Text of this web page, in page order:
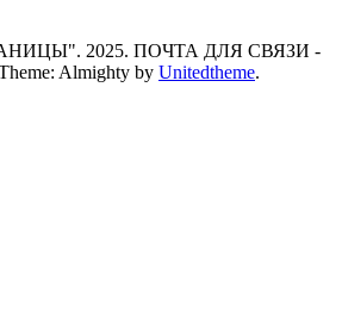
2025. ПОЧТА ДЛЯ СВЯЗИ -
Almighty by Unitedtheme.